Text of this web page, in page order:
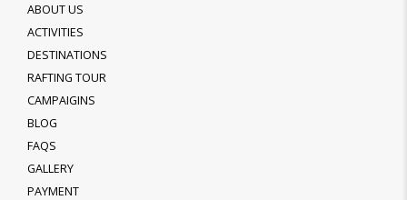
ABOUT US
ACTIVITIES
DESTINATIONS
RAFTING TOUR
CAMPAIGINS
BLOG
FAQS
GALLERY
PAYMENT